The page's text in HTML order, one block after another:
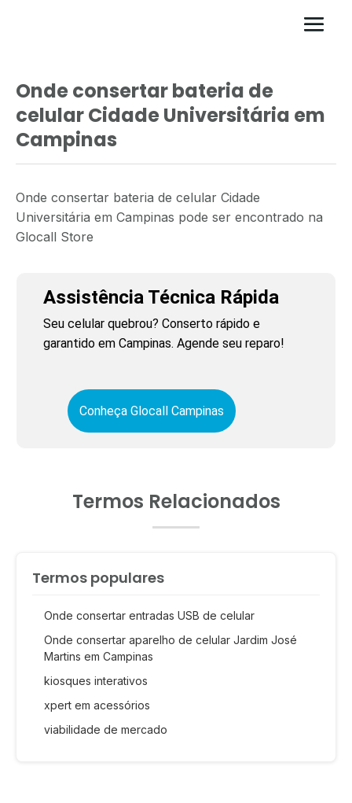
Onde consertar bateria de
celular Cidade Universitária em
Campinas
Onde consertar bateria de celular Cidade
Universitária em Campinas pode ser encontrado na
Glocall Store
Assistência Técnica Rápida
Seu celular quebrou? Conserto rápido e
garantido em Campinas. Agende seu reparo!
Conheça Glocall Campinas
Termos Relacionados
Termos populares
Onde consertar entradas USB de celular
Onde consertar aparelho de celular Jardim José
Martins em Campinas
kiosques interativos
xpert em acessórios
viabilidade de mercado